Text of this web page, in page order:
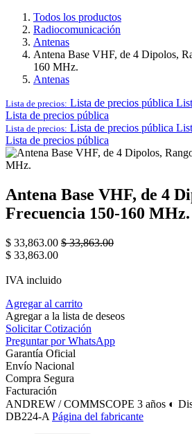
Todos los productos
Radiocomunicación
Antenas
Antena Base VHF, de 4 Dipolos,
160 MHz.
Antenas
Lista de precios: Lista de precios pública
Lista de precios pública
Lista de precios: Lista de precios pública
Lista de precios pública
Antena Base VHF, de 4
Frecuencia 150-160 MHz.
$ 33,863.00 $33,863.00
$ 33,863.00
IVA incluido
Agregar al carrito
Agregar a la lista de deseos
Solicitar Cotización
Preguntar por WhatsApp
Garantía Oficial
Envío Nacional
Compra Segura
Facturación
ANDREW / COMMSCOPE 3 años ◐
DB224-A Página del fabricante